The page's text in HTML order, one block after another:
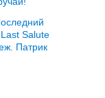
Salute
Патрик